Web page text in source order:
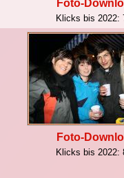
Foto-
Klicks bis 2022:
Foto-
Klicks bis 2022: